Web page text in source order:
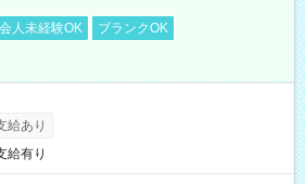
人未経験OK
ブランクOK
給あり
給有り